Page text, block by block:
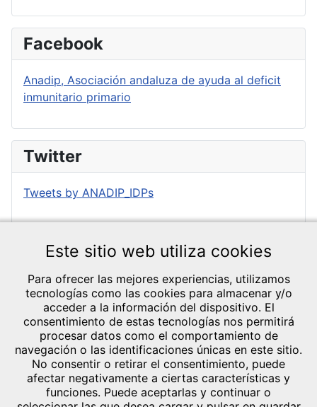
Facebook
Anadip, Asociación andaluza de ayuda al deficit
inmunitario primario
Twitter
Tweets by ANADIP_IDPs
General Lázaro
Cárdenas, 1 Bl.13
14013 - Córdoba
CRÉDITOS Y
TEXTOS LEGALES
Aviso legal
Política de
Privacidad
Este sitio web utiliza cookies
Para ofrecer las mejores experiencias, utilizamos
tecnologías como las cookies para almacenar y/o
acceder a la información del dispositivo. El
consentimiento de estas tecnologías nos permitirá
procesar datos como el comportamiento de
navegación o las identificaciones únicas en este sitio.
No consentir o retirar el consentimiento, puede
afectar negativamente a ciertas características y
funciones. Puede aceptarlas y continuar o